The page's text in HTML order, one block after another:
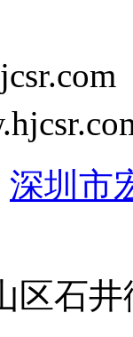
深圳市
区石